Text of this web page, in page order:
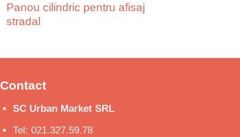
Panou cilindric pentru afisaj
stradal
Contact
SC Urban Market SRL
Tel: 021.327.59.78